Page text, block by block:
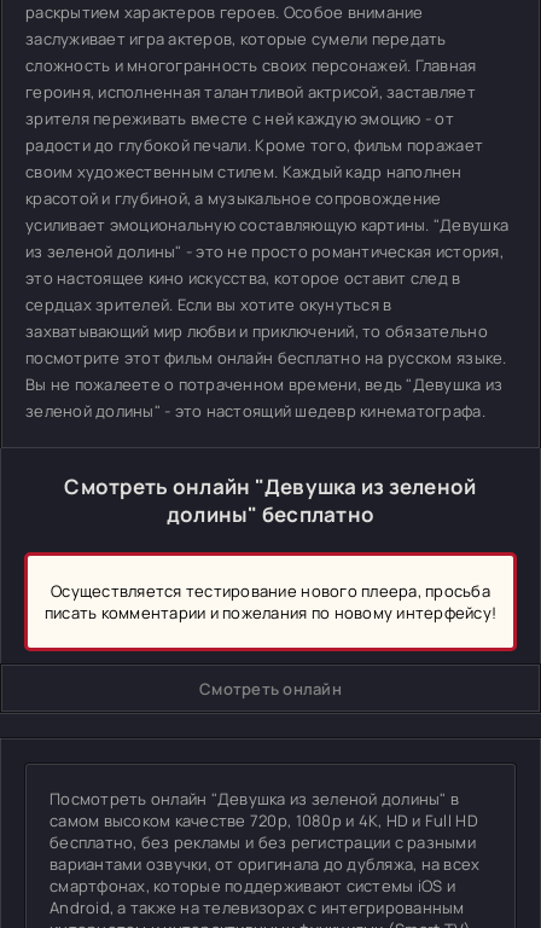
раскрытием характеров героев. Особое внимание
заслуживает игра актеров, которые сумели передать
сложность и многогранность своих персонажей. Главная
героиня, исполненная талантливой актрисой, заставляет
зрителя переживать вместе с ней каждую эмоцию - от
радости до глубокой печали. Кроме того, фильм поражает
своим художественным стилем. Каждый кадр наполнен
красотой и глубиной, а музыкальное сопровождение
усиливает эмоциональную составляющую картины. "Девушка
из зеленой долины" - это не просто романтическая история,
это настоящее кино искусства, которое оставит след в
сердцах зрителей. Если вы хотите окунуться в
захватывающий мир любви и приключений, то обязательно
посмотрите этот фильм онлайн бесплатно на русском языке.
Вы не пожалеете о потраченном времени, ведь "Девушка из
зеленой долины" - это настоящий шедевр кинематографа.
Смотреть онлайн "Девушка из зеленой
долины" бесплатно
Осуществляется тестирование нового плеера, просьба
писать комментарии и пожелания по новому интерфейсу!
Смотреть онлайн
Посмотреть онлайн "Девушка из зеленой долины" в
самом высоком качестве 720p, 1080p и 4K, HD и Full HD
бесплатно, без рекламы и без регистрации с разными
вариантами озвучки, от оригинала до дубляжа, на всех
смартфонах, которые поддерживают системы iOS и
Android, а также на телевизорах с интегрированным